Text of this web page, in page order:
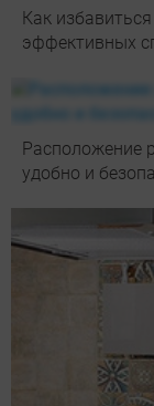
Как
эффективных
Расположение
удобно и